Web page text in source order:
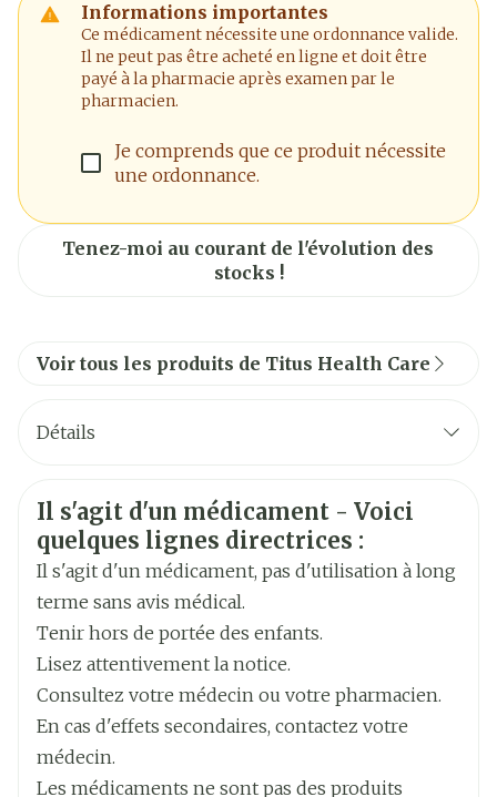
Informations importantes
Ce médicament nécessite une ordonnance valide.
Il ne peut pas être acheté en ligne et doit être
payé à la pharmacie après examen par le
pharmacien.
Je comprends que ce produit nécessite
une ordonnance.
Tenez-moi au courant de l'évolution des
stocks !
Voir tous les produits de Titus Health Care
Détails
Marques Titus Health Care
Largeur 63 mm
Longueur 247 mm
Profondeur 15 mm
Ingrédients
pas de principes actifs
Informations sur la sécurité
Il s'agit d'un médicament - Voici
quelques lignes directrices :
Il s'agit d'un médicament, pas d'utilisation à long
terme sans avis médical.
Tenir hors de portée des enfants.
Lisez attentivement la notice.
Consultez votre médecin ou votre pharmacien.
En cas d'effets secondaires, contactez votre
médecin.
Les médicaments ne sont pas des produits